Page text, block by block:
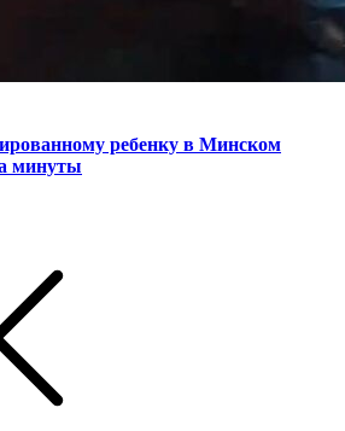
ребенку в Минском
минуты